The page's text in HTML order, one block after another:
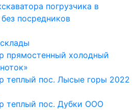
погpузчика в
посредников
прямостенный холодный
теплый пос. Лысые горы 2022
теплый пос. Дубки ООО